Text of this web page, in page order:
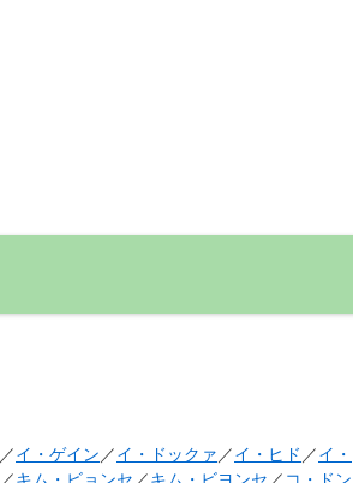
／イ・ゲイン ／イ・ドックァ ／イ・ヒド ／イ・
／キム・ビョンセ ／キム・ビヨンセ ／ コ・ドン